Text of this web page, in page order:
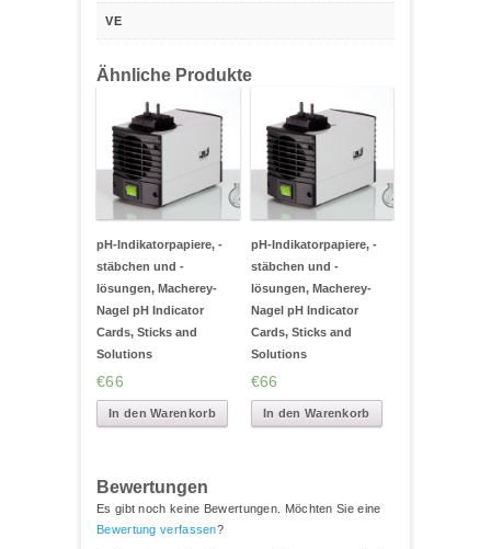
VE
Ähnliche Produkte
pH-Indikatorpapiere, -
stäbchen und -
lösungen, Macherey-
Nagel pH Indicator
Cards, Sticks and
Solutions
€66
In den Warenkorb
pH-Indikatorpapiere, -
stäbchen und -
lösungen, Macherey-
Nagel pH Indicator
Cards, Sticks and
Solutions
€66
In den Warenkorb
Bewertungen
Es gibt noch keine Bewertungen. Möchten Sie eine
Bewertung verfassen?